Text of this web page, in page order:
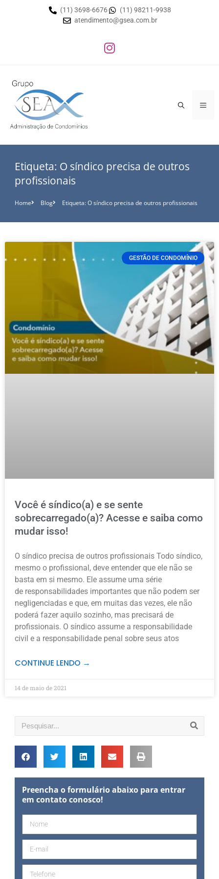
(11) 3698-6676
(11) 98211-9938
atendimento@gsea.com.br
Etiqueta: O síndico precisa de outros
profissionais
Home Blog Etiqueta: O síndico precisa de outros profissionais
GESTÃO DE CONDOMÍNIO
Você é síndico(a) e se sente
sobrecarregado(a)? Acesse e saiba como
mudar isso!
O síndico precisa de outros profissionais Todo síndico,
mesmo o profissional, deve entender que ele não se
basta em si mesmo. Ele assume uma série
de responsabilidades importantes que não podem ser
negligenciadas e que, em muitas das vezes, ele não
poderá fazer aquilo sozinho, mas precisará de
profissionais. O síndico assume a responsabilidade
civil e a responsabilidade penal sobre seus atos
CONTINUE LENDO →
14 de maio de 2021
Preencha o formulário abaixo para entrar
em contato conosco!